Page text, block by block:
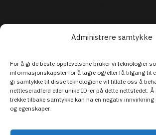
Administrere samtykke
For å gi de beste opplevelsene bruker vi teknologier
informasjonskapsler for å lagre og/eller få tilgang til
gi samtykke til disse teknologiene vil tillate oss å
nettleseradferd eller unike ID-er på dette nettstedet.
trekke tilbake samtykke kan ha en negativ
og egenskaper.
Support